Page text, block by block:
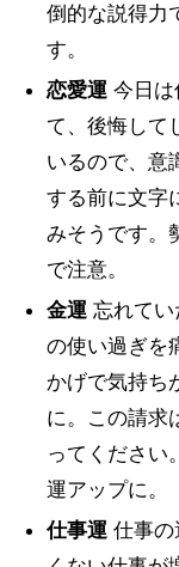
倒的な説得力
す。
恋愛運今日は
て、後悔して
いるので、意
する前に文字
みそうです。
で注意。
金運忘れてい
の使い過ぎを
かげで気持ち
に。この請求
ってください
運アップに。
仕事運仕事の